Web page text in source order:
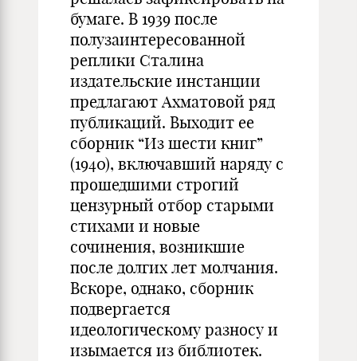
бумаге. В 1939 после
полузаинтересованной
реплики Сталина
издательские инстанции
предлагают Ахматовой ряд
публикаций. Выходит ее
сборник “Из шести книг”
(1940), включавший наряду с
прошедшими строгий
цензурный отбор старыми
стихами и новые
сочинения, возникшие
после долгих лет молчания.
Вскоре, однако, сборник
подвергается
идеологическому разносу и
изымается из библиотек.